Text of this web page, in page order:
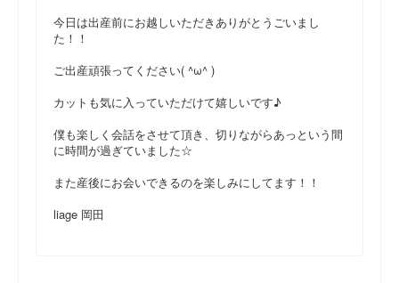
今日は出産前にお越しいただきありがとうごいまし
た！！
ご出産頑張ってください( ^ω^ )
カットも気に入っていただけて嬉しいです♪
僕も楽しく会話をさせて頂き、切りながらあっという間
に時間が過ぎていました☆
また産後にお会いできるのを楽しみにしてます！！
liage 岡田